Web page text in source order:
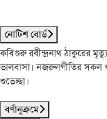
নোটিশ বোর্ড
কবিগুরু রবীন্দ্রনাথ ঠাকুরের
ভালবাসা। নজরুলগীতির সকল
শুভেচ্ছা।
বর্ণানুক্রমে